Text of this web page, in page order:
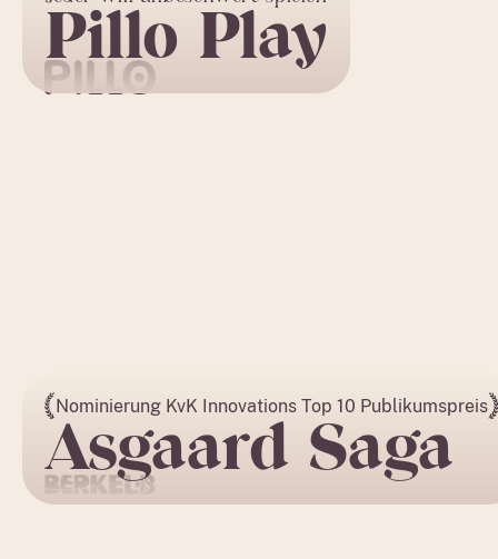
Pillo Play
Nominierung KvK Innovations Top 10 Publikumspreis
Asgaard Saga